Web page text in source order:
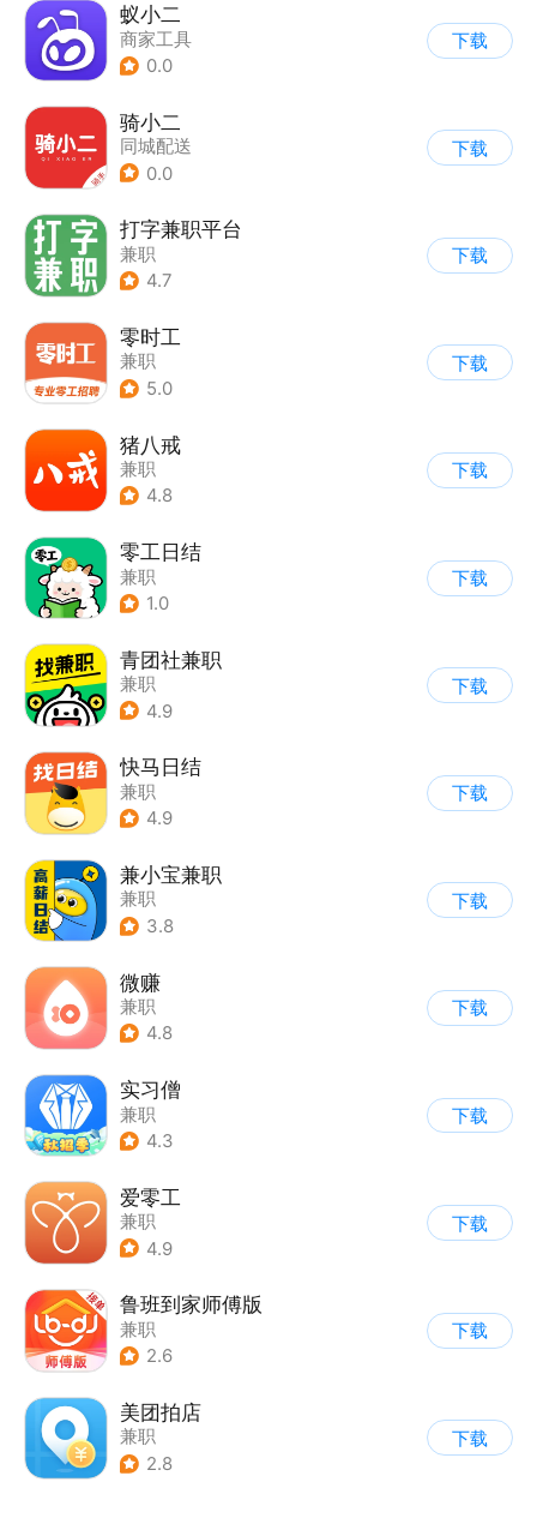
蚁小二
商家工具
0.0
下载
骑小二
同城配送
0.0
下载
打字兼职平台
兼职
4.7
下载
零时工
兼职
5.0
下载
猪八戒
兼职
4.8
下载
零工日结
兼职
1.0
下载
青团社兼职
兼职
4.9
下载
快马日结
兼职
4.9
下载
兼小宝兼职
兼职
3.8
下载
微赚
兼职
4.8
下载
实习僧
兼职
4.3
下载
爱零工
兼职
4.9
下载
鲁班到家师傅版
兼职
2.6
下载
美团拍店
兼职
2.8
下载